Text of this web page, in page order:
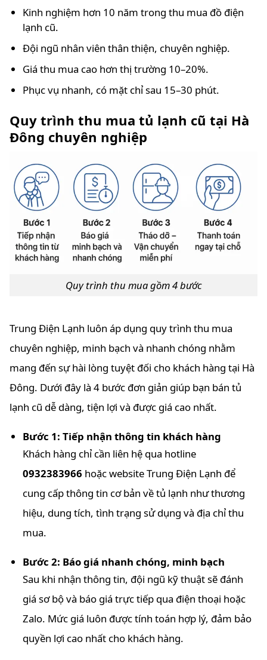
Kinh nghiệm hơn 10 năm trong thu mua đồ điện
lạnh cũ.
Đội ngũ nhân viên thân thiện, chuyên nghiệp.
Giá thu mua cao hơn thị trường 10–20%.
Phục vụ nhanh, có mặt chỉ sau 15–30 phút.
Quy trình thu mua tủ lạnh cũ tại Hà
Đông chuyên nghiệp
Quy trình thu mua gồm 4 bước
Trung Điện Lạnh luôn áp dụng quy trình thu mua
chuyên nghiệp, minh bạch và nhanh chóng nhằm
mang đến sự hài lòng tuyệt đối cho khách hàng tại Hà
Đông. Dưới đây là 4 bước đơn giản giúp bạn bán tủ
lạnh cũ dễ dàng, tiện lợi và được giá cao nhất.
Bước 1: Tiếp nhận thông tin khách hàng
Khách hàng chỉ cần liên hệ qua hotline
0932383966 hoặc website Trung Điện Lạnh để
cung cấp thông tin cơ bản về tủ lạnh như thương
hiệu, dung tích, tình trạng sử dụng và địa chỉ thu
mua.
Bước 2: Báo giá nhanh chóng, minh bạch
Sau khi nhận thông tin, đội ngũ kỹ thuật sẽ đánh
giá sơ bộ và báo giá trực tiếp qua điện thoại hoặc
Zalo. Mức giá luôn được tính toán hợp lý, đảm bảo
quyền lợi cao nhất cho khách hàng.